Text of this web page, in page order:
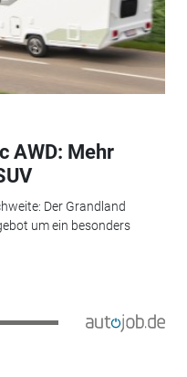
AWD: Mehr
Der Grandland
um ein besonders